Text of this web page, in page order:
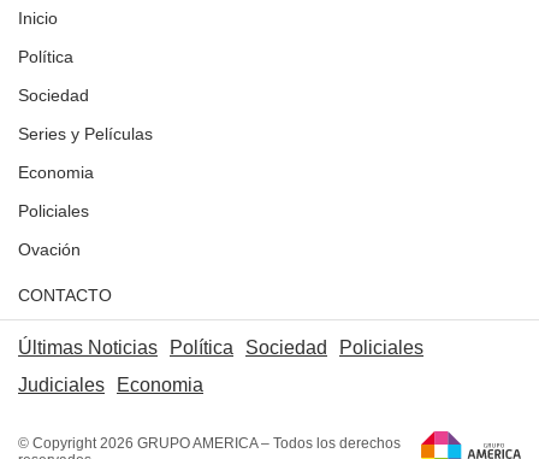
Inicio
Política
Sociedad
Series y Películas
Economia
Policiales
Ovación
CONTACTO
Últimas Noticias Política Sociedad
Policiales
Judiciales
Economia
© Copyright 2026 GRUPO AMERICA – Todos los derechos